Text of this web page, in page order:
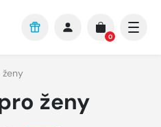
0
ženy
ženy